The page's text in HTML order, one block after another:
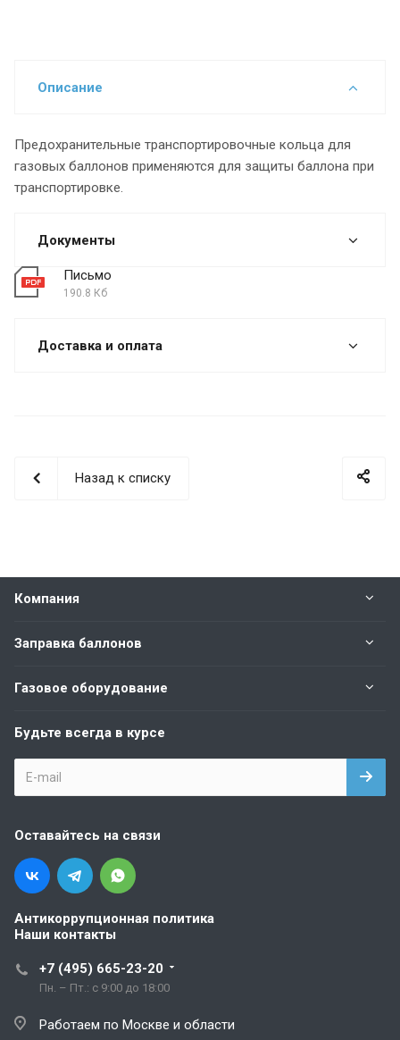
Описание
Предохранительные транспортировочные кольца для
газовых баллонов применяются для защиты баллона при
транспортировке.
Документы
Письмо
190.8 Кб
Доставка и оплата
Назад к списку
Компания
Заправка баллонов
Газовое оборудование
Будьте всегда в курсе
Оставайтесь на связи
Антикоррупционная политика
Наши контакты
+7 (495) 665-23-20
Пн. – Пт.: с 9:00 до 18:00
Работаем по Москве и области